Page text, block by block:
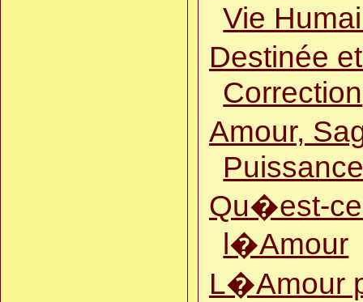
Vie
Destinée
Correction
Amour,
Qu�est-
l�Amour
L�Amour